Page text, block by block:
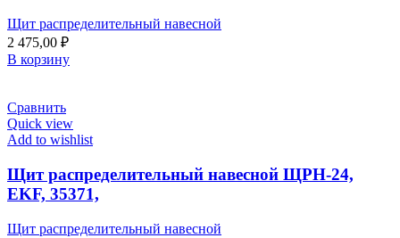
Щит распределительный навесной
2 475,00 ₽
В корзину
Сравнить
Quick view
Add to wishlist
Щит распределительный навесной ЩРН-24,
EKF, 35371,
Щит распределительный навесной